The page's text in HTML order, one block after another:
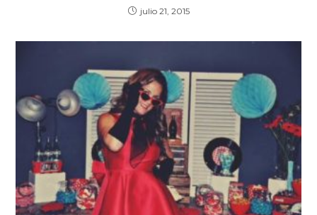
julio 21, 2015